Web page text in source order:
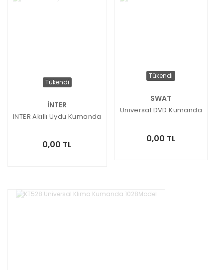
Tükendi
İNTER
INTER Akıllı Uydu Kumanda
0,00 TL
Tükendi
SWAT
Universal DVD Kumanda
0,00 TL